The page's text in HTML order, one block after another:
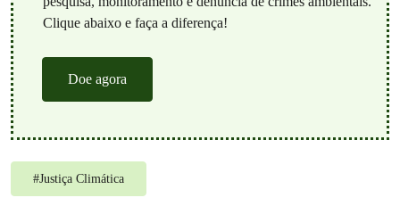
Clique abaixo e faça a diferença!
Doe agora
#Justiça Climática